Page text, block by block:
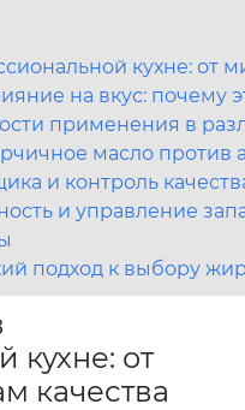
кухне: от
на вкус: почему
применения в
масло против
и контроль
и управление
подход к выбору
кухне: от
качества